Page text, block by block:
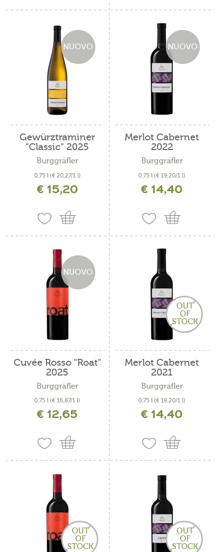
NUOVO
Gewürztraminer
"Classic" 2025
Burggräfler
0,75 l (€ 20,27/1 l)
€ 15,20
NUOVO
Merlot Cabernet
2022
Burggräfler
0,75 l (€ 19,20/1 l)
€ 14,40
NUOVO
Cuvée Rosso "Roat"
2025
Burggräfler
0,75 l (€ 16,87/1 l)
incl. IVA più costi di spedizione
€ 12,65
OUT
OF
STOCK
Merlot Cabernet
2021
Burggräfler
0,75 l (€ 19,20/1 l)
incl. IVA più costi di spedizione
€ 14,40
OUT
OF
STOCK
OUT
OF
STOCK